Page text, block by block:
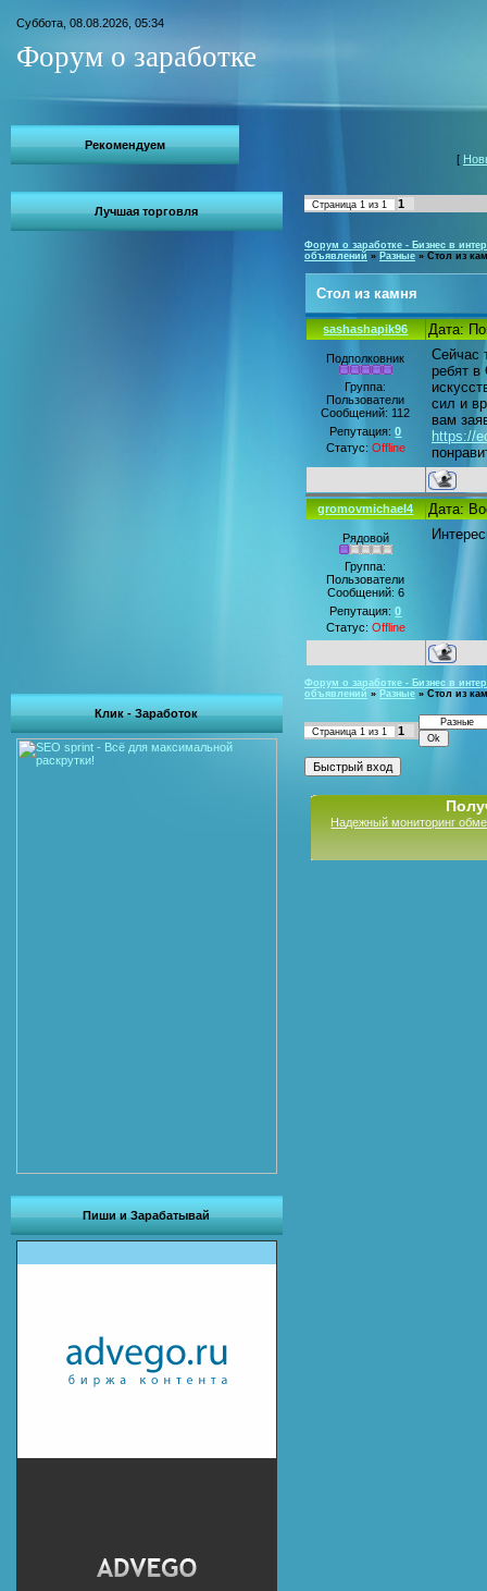
Суббота, 08.08.2026, 05:34
Форум о заработке
Рекомендуем
Лучшая торговля
Клик - Заработок
Пиши и Зарабатывай
[
Страница 1 из 1 1
Форум о заработке - Бизнес в
объявлений » Разные » Стол из
Стол из камня
sashashapik96 Дата:
Подполковник
Группа:
Пользователи
Сообщений: 112
Репутация:0
Статус: Offline
Сейчас
ребят в
сил и
вам
https://
gromovmichael4 Дата:
Рядовой
Группа:
Пользователи
Сообщений: 6
Репутация:0
Статус: Offline
Форум о заработке - Бизнес в
объявлений » Разные » Стол из
Страница 1 из 1 1
Надежный мониторинг